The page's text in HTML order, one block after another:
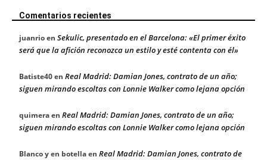
Comentarios recientes
juanrioen Sekulic, presentado en el Barcelona: «El primer éxito
será que la afición reconozca un estilo y esté contenta con él»
Batiste40en Real Madrid: Damian Jones, contrato de un año;
siguen mirando escoltas con Lonnie Walker como lejana opción
quimeraen Real Madrid: Damian Jones, contrato de un año;
siguen mirando escoltas con Lonnie Walker como lejana opción
Blanco y en botellaen Real Madrid: Damian Jones, contrato de